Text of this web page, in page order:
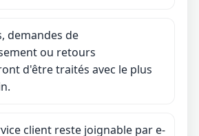
demandes de
ou retours
d'être traités avec le plus
client reste joignable par e-